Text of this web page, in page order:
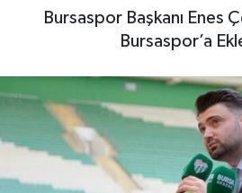
Bursaspor Başkanı Enes
Bursaspor’a
Bilim
Genel
Bilim, Teknoloji